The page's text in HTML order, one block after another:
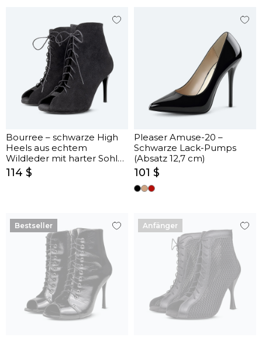
Bourree – schwarze High
Heels aus echtem
Wildleder mit harter Sohle
(9 cm)
114 $
Pleaser Amuse-20 –
Schwarze Lack-Pumps
(Absatz 12,7 cm)
101 $
Bestseller Anfänger